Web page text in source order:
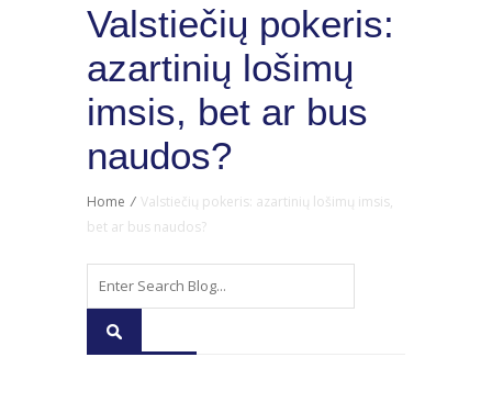
Valstiečių pokeris:
azartinių lošimų
imsis, bet ar bus
naudos?
Home / Valstiečių pokeris: azartinių lošimų imsis,
bet ar bus naudos?